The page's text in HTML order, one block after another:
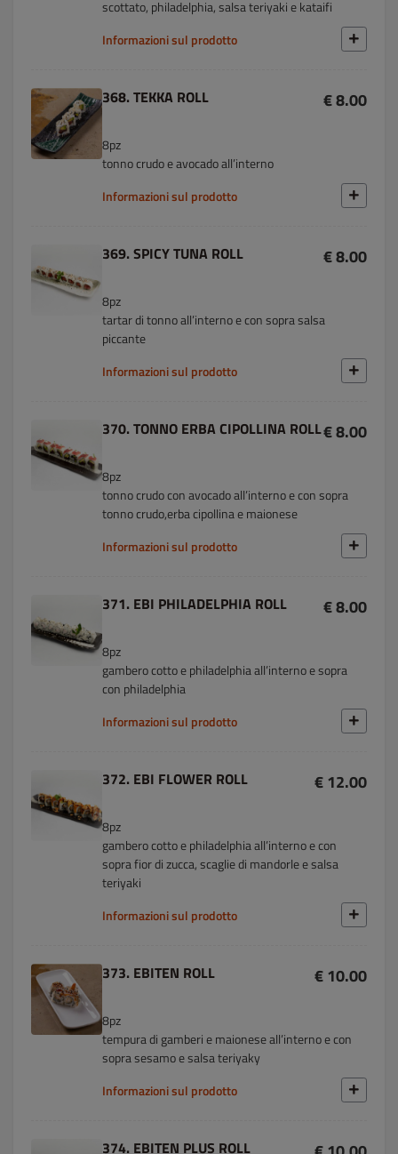
scottato, philadelphia, salsa teriyaki e kataifi
Informazioni sul prodotto
368. TEKKA ROLL € 8.00
8pz
tonno crudo e avocado all’interno
Informazioni sul prodotto
369. SPICY TUNA ROLL € 8.00
8pz
tartar di tonno all’interno e con sopra salsa
piccante
Informazioni sul prodotto
370. TONNO ERBA CIPOLLINA ROLL€ 8.00
8pz
tonno crudo con avocado all’interno e con sopra
tonno crudo,erba cipollina e maionese
Informazioni sul prodotto
371. EBI PHILADELPHIA ROLL € 8.00
8pz
gambero cotto e philadelphia all’interno e sopra
con philadelphia
Informazioni sul prodotto
372. EBI FLOWER ROLL € 12.00
8pz
gambero cotto e philadelphia all’interno e con
sopra fior di zucca, scaglie di mandorle e salsa
teriyaki
Informazioni sul prodotto
373. EBITEN ROLL € 10.00
8pz
tempura di gamberi e maionese all’interno e con
sopra sesamo e salsa teriyaky
Informazioni sul prodotto
374. EBITEN PLUS ROLL